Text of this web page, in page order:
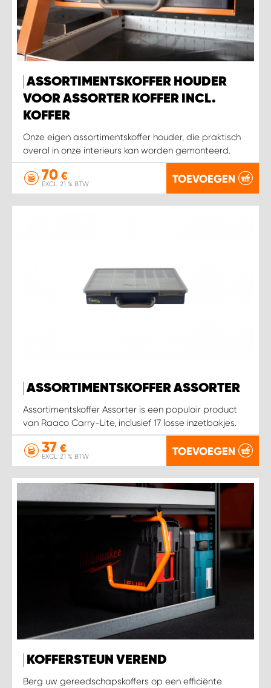
ASSORTIMENTSKOFFER HOUDER
VOOR ASSORTER KOFFER INCL.
KOFFER
Onze eigen assortimentskoffer houder, die praktisch
overal in onze interieurs kan worden gemonteerd.
70 €
EXCL. 21 % BTW TOEVOEGEN
ASSORTIMENTSKOFFER ASSORTER
Assortimentskoffer Assorter is een populair product
van Raaco Carry-Lite, inclusief 17 losse inzetbakjes.
37 €
EXCL. 21 % BTW TOEVOEGEN
KOFFERSTEUN VEREND
Berg uw gereedschapskoffers op een efficiënte